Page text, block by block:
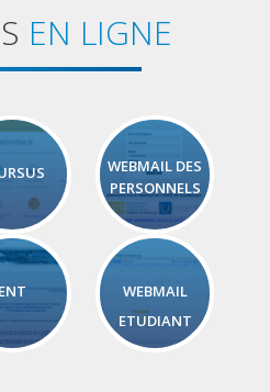
EN LIGNE
WEBMAIL DES
PERSONNELS
ENT
WEBMAIL
ETUDIANT